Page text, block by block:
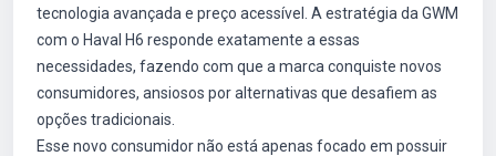
tecnologia avançada e preço acessível. A estratégia da GWM
com o Haval H6 responde exatamente a essas
necessidades, fazendo com que a marca conquiste novos
consumidores, ansiosos por alternativas que desafiem as
opções tradicionais.
Esse novo consumidor não está apenas focado em possuir